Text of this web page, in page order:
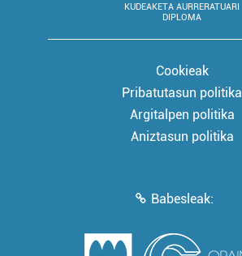
KUDEAKETA AURRERATUARI
DIPLOMA
Cookieak
Pribatutasun politika
Argitalpen politika
Aniztasun politika
Babesleak: